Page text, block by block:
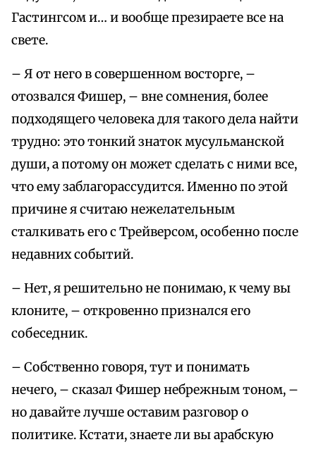
Гастингсом и… и вообще презираете все на
свете.
– Я от него в совершенном восторге, –
отозвался Фишер, – вне сомнения, более
подходящего человека для такого дела найти
трудно: это тонкий знаток мусульманской
души, а потому он может сделать с ними все,
что ему заблагорассудится. Именно по этой
причине я считаю нежелательным
сталкивать его с Трейверсом, особенно после
недавних событий.
– Нет, я решительно не понимаю, к чему вы
клоните, – откровенно признался его
собеседник.
– Собственно говоря, тут и понимать
нечего, – сказал Фишер небрежным тоном, –
но давайте лучше оставим разговор о
политике. Кстати, знаете ли вы арабскую